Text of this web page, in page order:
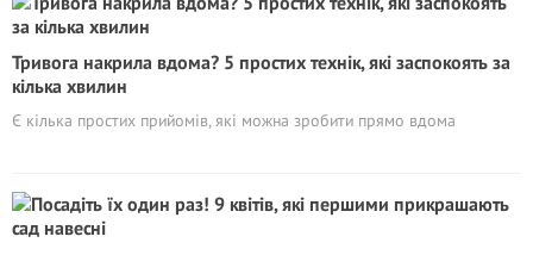
Тривога накрила вдома? 5 простих технік, які заспокоять за
кілька хвилин
Є кілька простих прийомів, які можна зробити прямо вдома